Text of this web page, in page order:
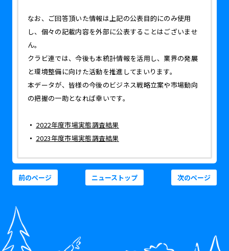
なお、ご回答頂いた情報は上記の公表目的にのみ使用
し、個々の記載内容を外部に公表することはございませ
ん。
クラビ連では、今後も本統計情報を活用し、業界の発展
と環境整備に向けた活動を推進してまいります。
本データが、皆様の今後のビジネス戦略立案や市場動向
の把握の一助となれば幸いです。
2022年度市場実態調査結果
2023年度市場実態調査結果
ニューストップ
前のページ 次のページ